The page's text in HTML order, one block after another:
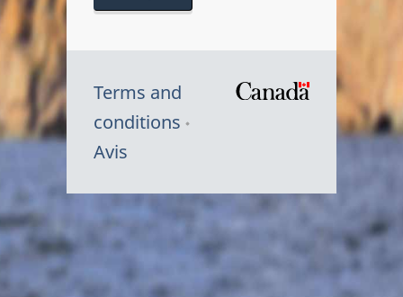
Terms and
conditions
Avis
Symbole
Canada